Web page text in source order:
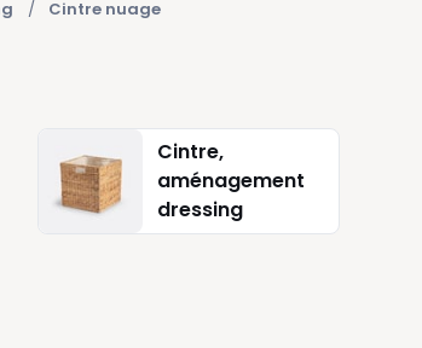
Cintre nuage
Cintre,
aménagement
dressing